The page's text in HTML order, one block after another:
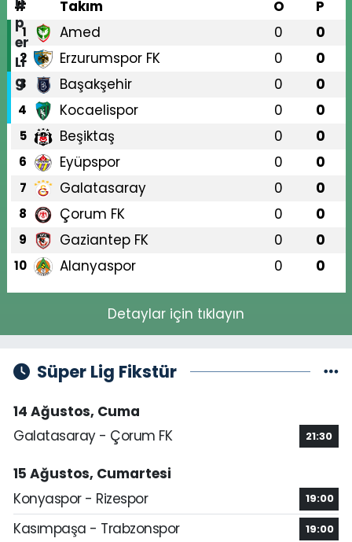
# Takım O P
1 Amed 0 0
2 Erzurumspor FK 0 0
3 Başakşehir 0 0
4 Kocaelispor 0 0
5 Beşiktaş 0 0
6 Eyüpspor 0 0
7 Galatasaray 0 0
8 Çorum FK 0 0
9 Gaziantep FK 0 0
10 Alanyaspor 0 0
Detaylar için tıklayın
Süper Lig Fikstür
14 Ağustos, Cuma
Galatasaray - Çorum FK
21:30
15 Ağustos, Cumartesi
Konyaspor - Rizespor
19:00
Kasımpaşa - Trabzonspor 19:00